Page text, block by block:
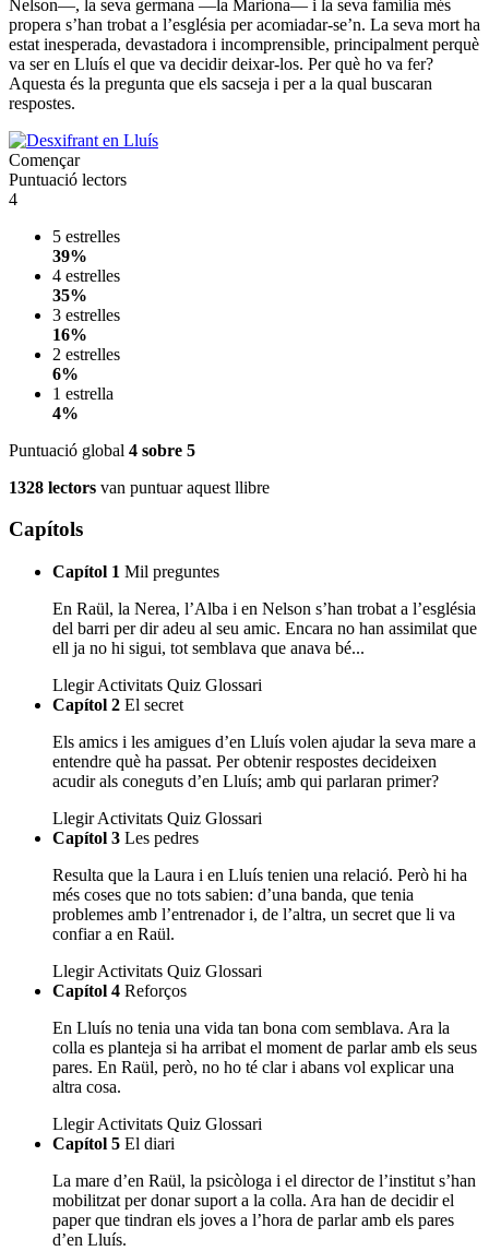
Nelson—, la seva germana —la Mariona— i la seva família més
propera s’han trobat a l’església per acomiadar-se’n. La seva mort ha
estat inesperada, devastadora i incomprensible, principalment perquè
va ser en Lluís el que va decidir deixar-los. Per què ho va fer?
Aquesta és la pregunta que els sacseja i per a la qual buscaran
respostes.
Començar
Puntuació lectors
4
5 estrelles
39%
4 estrelles
35%
3 estrelles
16%
2 estrelles
6%
1 estrella
4%
Puntuació global 4 sobre 5
1328 lectors van puntuar aquest llibre
Capítols
Capítol 1 Mil preguntes
En Raül, la Nerea, l’Alba i en Nelson s’han trobat a l’església
del barri per dir adeu al seu amic. Encara no han assimilat que
ell ja no hi sigui, tot semblava que anava bé...
Llegir Activitats Quiz Glossari
Capítol 2 El secret
Els amics i les amigues d’en Lluís volen ajudar la seva mare a
entendre què ha passat. Per obtenir respostes decideixen
acudir als coneguts d’en Lluís; amb qui parlaran primer?
Llegir Activitats Quiz Glossari
Capítol 3 Les pedres
Resulta que la Laura i en Lluís tenien una relació. Però hi ha
més coses que no tots sabien: d’una banda, que tenia
problemes amb l’entrenador i, de l’altra, un secret que li va
confiar a en Raül.
Llegir Activitats Quiz Glossari
Capítol 4 Reforços
En Lluís no tenia una vida tan bona com semblava. Ara la
colla es planteja si ha arribat el moment de parlar amb els seus
pares. En Raül, però, no ho té clar i abans vol explicar una
altra cosa.
Llegir Activitats Quiz Glossari
Capítol 5 El diari
La mare d’en Raül, la psicòloga i el director de l’institut s’han
mobilitzat per donar suport a la colla. Ara han de decidir el
paper que tindran els joves a l’hora de parlar amb els pares
d’en Lluís.